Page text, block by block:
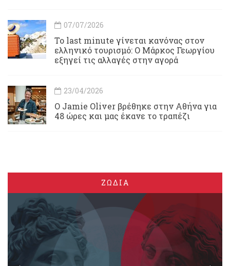
07/07/2026
Το last minute γίνεται κανόνας στον
ελληνικό τουρισμό: Ο Μάρκος Γεωργίου
εξηγεί τις αλλαγές στην αγορά
23/04/2026
Ο Jamie Oliver βρέθηκε στην Αθήνα για
48 ώρες και μας έκανε το τραπέζι
ΖΩΔΙΑ